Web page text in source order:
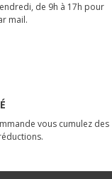
de 9h à 17h pour
mail.
vous cumulez des